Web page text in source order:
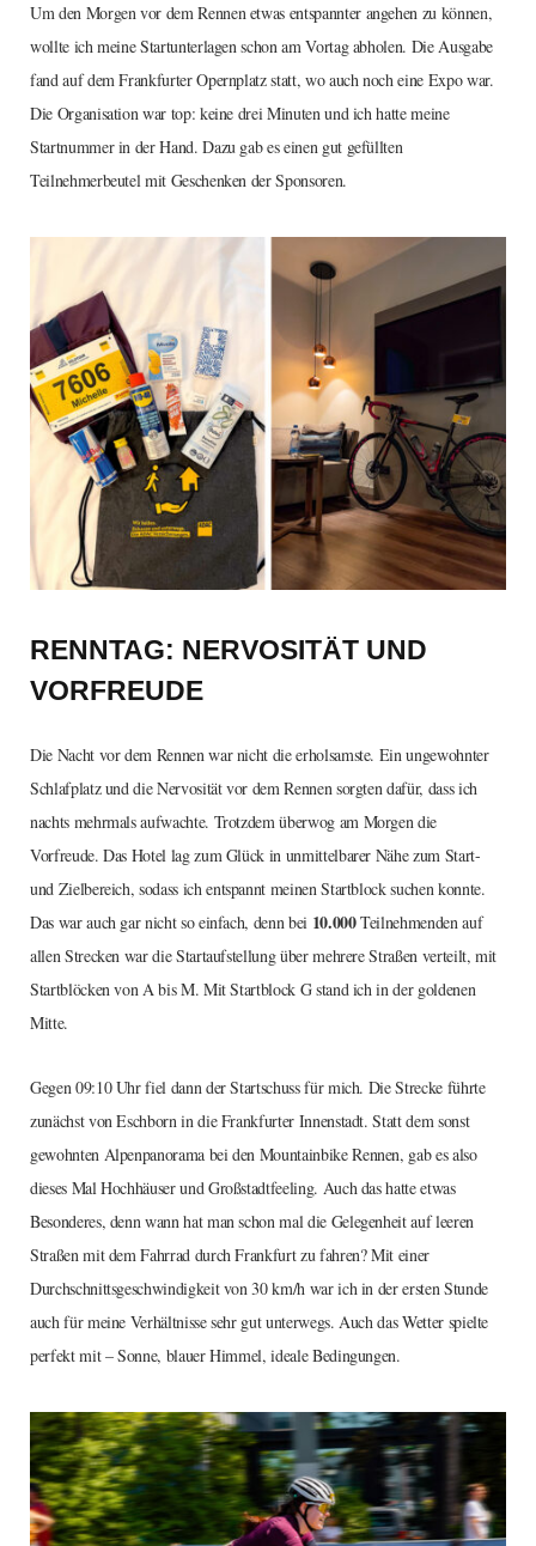
Um den Morgen vor dem Rennen etwas entspannter angehen zu können,
wollte ich meine Startunterlagen schon am Vortag abholen. Die Ausgabe
fand auf dem Frankfurter Opernplatz statt, wo auch noch eine Expo war.
Die Organisation war top: keine drei Minuten und ich hatte meine
Startnummer in der Hand. Dazu gab es einen gut gefüllten
Teilnehmerbeutel mit Geschenken der Sponsoren.
RENNTAG: NERVOSITÄT UND
VORFREUDE
Die Nacht vor dem Rennen war nicht die erholsamste. Ein ungewohnter
Schlafplatz und die Nervosität vor dem Rennen sorgten dafür, dass ich
nachts mehrmals aufwachte. Trotzdem überwog am Morgen die
Vorfreude. Das Hotel lag zum Glück in unmittelbarer Nähe zum Start-
und Zielbereich, sodass ich entspannt meinen Startblock suchen konnte.
Das war auch gar nicht so einfach, denn bei 10.000Teilnehmenden auf
allen Strecken war die Startaufstellung über mehrere Straßen verteilt, mit
Startblöcken von A bis M. Mit Startblock G stand ich in der goldenen
Mitte.
Gegen 09:10 Uhr fiel dann der Startschuss für mich. Die Strecke führte
zunächst von Eschborn in die Frankfurter Innenstadt. Statt dem sonst
gewohnten Alpenpanorama bei den Mountainbike Rennen, gab es also
dieses Mal Hochhäuser und Großstadtfeeling. Auch das hatte etwas
Besonderes, denn wann hat man schon mal die Gelegenheit auf leeren
Straßen mit dem Fahrrad durch Frankfurt zu fahren? Mit einer
Durchschnittsgeschwindigkeit von 30 km/h war ich in der ersten Stunde
auch für meine Verhältnisse sehr gut unterwegs. Auch das Wetter spielte
perfekt mit – Sonne, blauer Himmel, ideale Bedingungen.